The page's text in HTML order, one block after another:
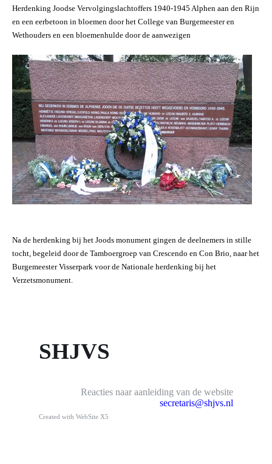
Herdenking Joodse Vervolgingslachtoffers 1940-1945 Alphen aan den Rijn
en een eerbetoon in bloemen door het College van Burgemeester en
Wethouders en een bloemenhulde door de aanwezigen
Na de herdenking bij het Joods monument gingen de deelnemers in stille
tocht, begeleid door de Tamboergroep van Crescendo en Con Brio, naar het
Burgemeester Visserpark voor de Nationale herdenking bij het
Verzetsmonument.
SHJVS
Reacties naar aanleiding van de website
secretaris@shjvs.nl
Created with WebSite X5